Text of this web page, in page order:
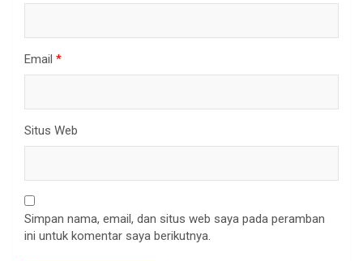
Email *
Situs Web
Simpan nama, email, dan situs web saya pada peramban
ini untuk komentar saya berikutnya.